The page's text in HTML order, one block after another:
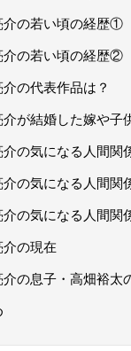
介の若い頃の経歴①
介の若い頃の経歴
の代表作品は？
介が結婚した嫁や子
介の気になる人間
介の気になる人間
介の気になる人間
介の現在
介の息子・高畑裕太